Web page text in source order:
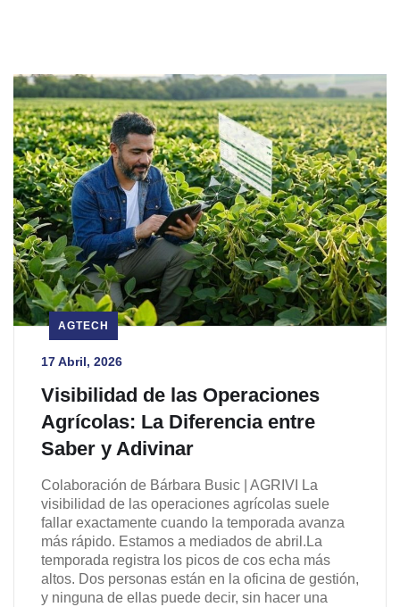
AGTECH
17 Abril, 2026
Visibilidad de las Operaciones
Agrícolas: La Diferencia entre
Saber y Adivinar
Colaboración de Bárbara Busic | AGRIVI La
visibilidad de las operaciones agrícolas suele
fallar exactamente cuando la temporada avanza
más rápido. Estamos a mediados de abril.La
temporada registra los picos de cos echa más
altos. Dos personas están en la oficina de gestión,
y ninguna de ellas puede decir, sin hacer una